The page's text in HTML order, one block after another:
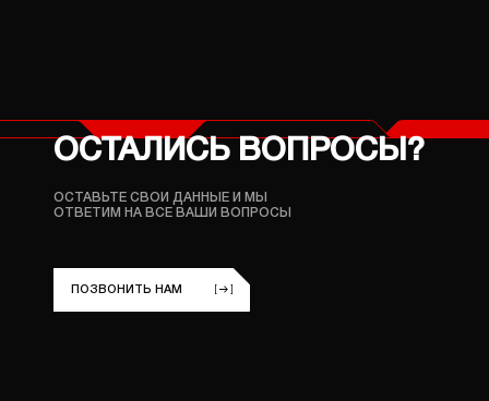
ОСТАЛИСЬ ВОПРОСЫ?
ОСТАВЬТЕ СВОИ ДАННЫЕ И МЫ
ОТВЕТИМ НА ВСЕ ВАШИ ВОПРОСЫ
ПОЗВОНИТЬ НАМ